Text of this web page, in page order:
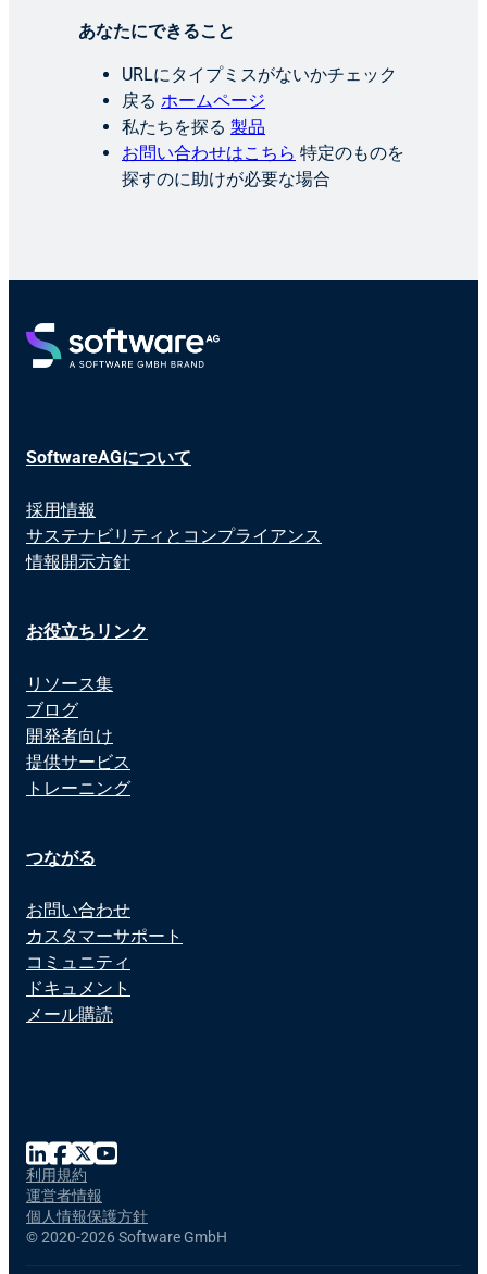
あなたにできること
URLにタイプミスがないかチェック
戻る ホームページ
私たちを探る 製品
お問い合わせはこちら 特定のものを
探すのに助けが必要な場合
SoftwareAGについて
採用情報
サステナビリティとコンプライアンス
情報開示方針
お役立ちリンク
リソース集
ブログ
開発者向け
提供サービス
トレーニング
つながる
お問い合わせ
カスタマーサポート
コミュニティ
ドキュメント
メール購読
©2020-2026 Software GmbH
利用規約
運営者情報
個人情報保護方針